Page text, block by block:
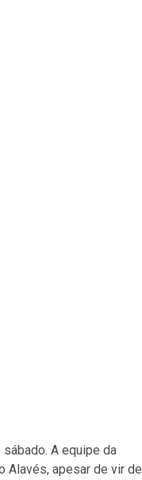
A equipe da
Alavés, apesar de vir de